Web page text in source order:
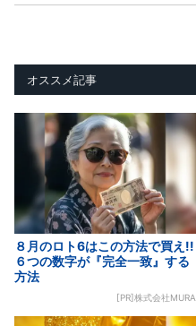
オススメ記事
８月のロト6はこの方法で買え!!
６つの数字が『完全一致』する
方法
[PR]株式会社MURA